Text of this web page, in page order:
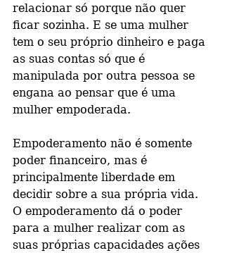
relacionar só porque não quer
ficar sozinha. E se uma mulher
tem o seu próprio dinheiro e paga
as suas contas só que é
manipulada por outra pessoa se
engana ao pensar que é uma
mulher empoderada.
Empoderamento não é somente
poder financeiro, mas é
principalmente liberdade em
decidir sobre a sua própria vida.
O empoderamento dá o poder
para a mulher realizar com as
suas próprias capacidades ações